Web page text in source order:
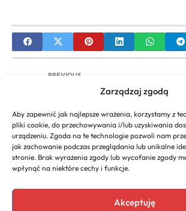
Zarządzaj zgodą
Aby zapewnić jak najlepsze wrażenia, korzystamy z
pliki cookie, do przechowywania i/lub uzyskiwania
urządzeniu. Zgoda na te technologie pozwoli nam
jak zachowanie podczas przeglądania lub unikalne
stronie. Brak wyrażenia zgody lub wycofanie zgody
wpłynąć na niektóre cechy i funkcje.
Akceptuję
PREVIOUS
Ranking Firm Elektrycznych:
Jak założyć firmę jednoosobową |